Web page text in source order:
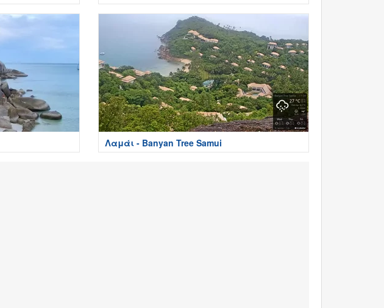
Λαμάι - Banyan Tree Samui